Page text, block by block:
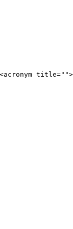
title="">